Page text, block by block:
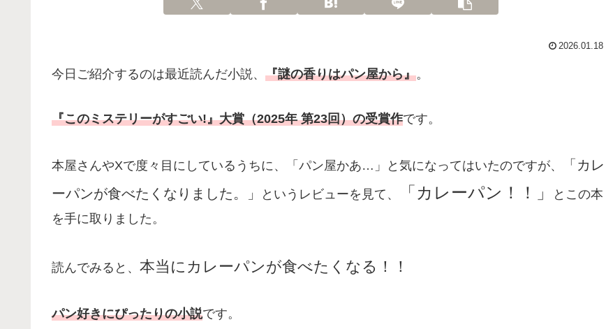
2026.01.18
今日ご紹介するのは最近読んだ小説、 『謎の香りはパン屋から』。
『このミステリーがすごい!』大賞（2025年 第23回）の受賞作です。
本屋さんやXで度々目にしているうちに、「パン屋かあ…」と気になってはいたのですが、
「カレ
ーパンが食べたくなりました。」
というレビューを見て、 「カレーパン！！」
とこの本
を手に取りました。
読んでみると、 本当にカレーパンが食べたくなる！！
パン好きにぴったりの小説です。